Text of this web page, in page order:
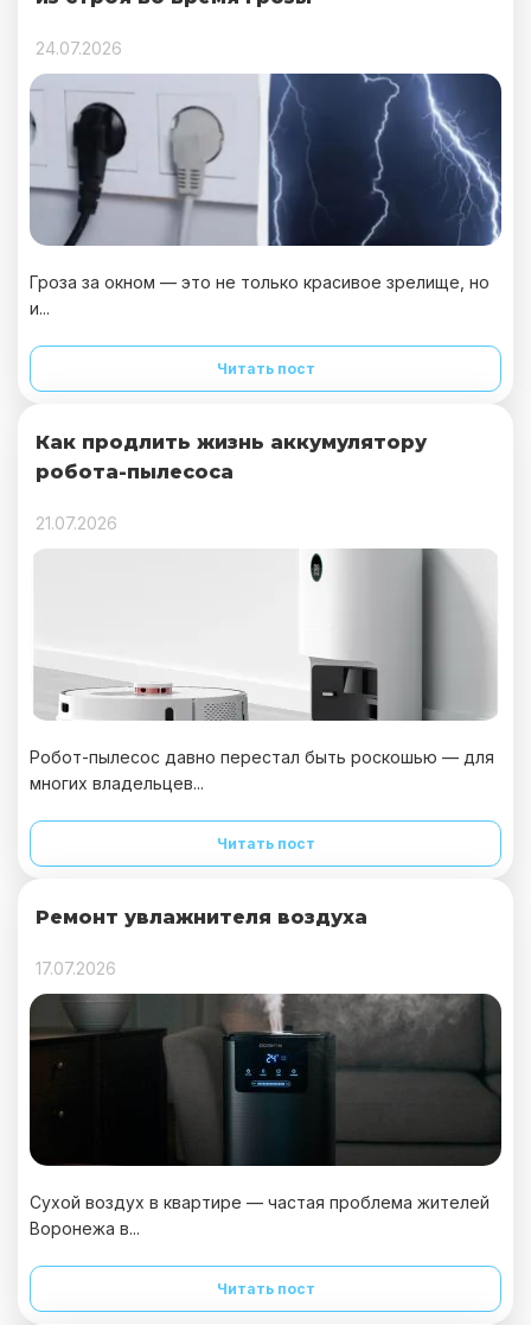
24.07.2026
Гроза за окном — это не только красивое зрелище, но
и...
Читать пост
Как продлить жизнь аккумулятору
робота-пылесоса
21.07.2026
Робот-пылесос давно перестал быть роскошью — для
многих владельцев...
Читать пост
Ремонт увлажнителя воздуха
17.07.2026
Сухой воздух в квартире — частая проблема жителей
Воронежа в...
Читать пост